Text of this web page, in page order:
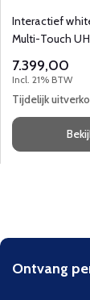
Interactief
Multi-Touch
7.399,00
Incl. 21% BTW
Tijdelijk
Ontvang